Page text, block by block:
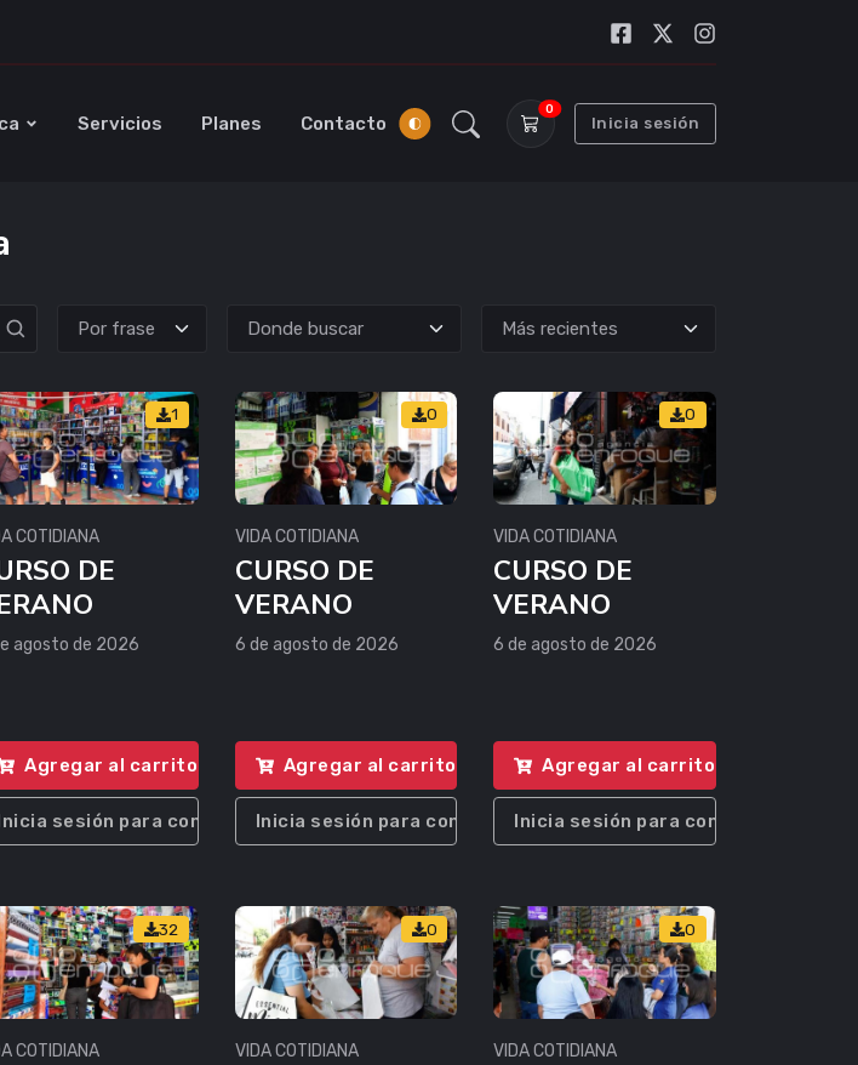
Servicios Planes Contacto
0
Inicia sesión
Donde buscar
1
COTIDIANA
DE
agosto de 2026
Agregar al carrito
sesión para comprar
0
VIDA COTIDIANA
CURSO DE
VERANO
6 de agosto de 2026
Agregar al carrito
Inicia sesión para comprar
0
VIDA COTIDIANA
CURSO DE
VERANO
6 de agosto de 2026
Agregar al carrito
Inicia sesión para comprar
32
COTIDIANA
0
VIDA COTIDIANA
0
VIDA COTIDIANA